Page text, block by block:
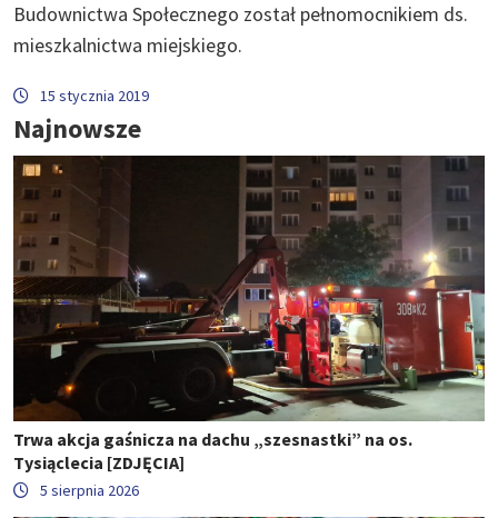
Budownictwa Społecznego został pełnomocnikiem ds.
mieszkalnictwa miejskiego.
15 stycznia 2019
Najnowsze
Trwa akcja gaśnicza na dachu „szesnastki” na os.
Tysiąclecia [ZDJĘCIA]
5 sierpnia 2026